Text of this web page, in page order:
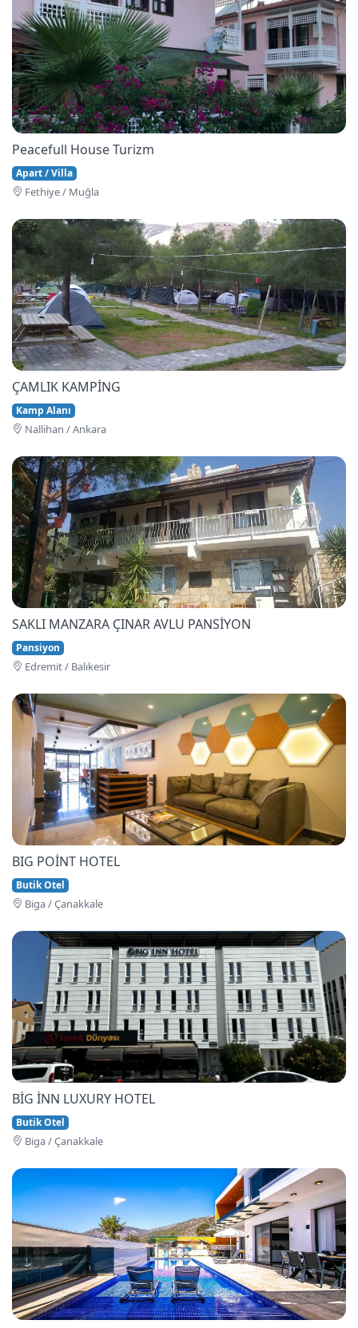
Peacefull House Turizm
Apart / Villa
Fethi̇ye / Muğla
ÇAMLIK KAMPİNG
Kamp Alanı
Nallihan / Ankara
SAKLI MANZARA ÇINAR AVLU PANSİYON
Pansiyon
Edremi̇t / Balıkesir
BIG POİNT HOTEL
Butik Otel
Bi̇ga / Çanakkale
BİG İNN LUXURY HOTEL
Butik Otel
Bi̇ga / Çanakkale